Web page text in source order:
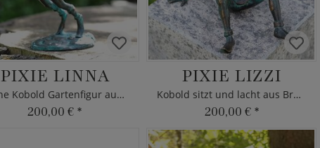
PIXIE LINNA
Kleine Kobold Gartenfigur aus Bronze
200,00 € *
PIXIE LIZZI
Kobold sitzt und lacht aus Bronze
200,00 € *